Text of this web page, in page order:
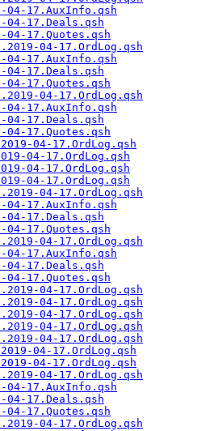
04-17.AuxInfo.qsh
04-17.Deals.qsh
04-17.Quotes.qsh
04-17.OrdLog.qsh
04-17.AuxInfo.qsh
04-17.Deals.qsh
04-17.Quotes.qsh
04-17.OrdLog.qsh
04-17.AuxInfo.qsh
04-17.Deals.qsh
04-17.Quotes.qsh
04-17.OrdLog.qsh
04-17.OrdLog.qsh
04-17.OrdLog.qsh
04-17.OrdLog.qsh
04-17.OrdLog.qsh
04-17.AuxInfo.qsh
04-17.Deals.qsh
04-17.Quotes.qsh
04-17.OrdLog.qsh
04-17.AuxInfo.qsh
04-17.Deals.qsh
04-17.Quotes.qsh
04-17.OrdLog.qsh
04-17.OrdLog.qsh
04-17.OrdLog.qsh
04-17.OrdLog.qsh
04-17.OrdLog.qsh
04-17.OrdLog.qsh
04-17.OrdLog.qsh
04-17.OrdLog.qsh
04-17.AuxInfo.qsh
04-17.Deals.qsh
04-17.Quotes.qsh
04-17.OrdLog.qsh